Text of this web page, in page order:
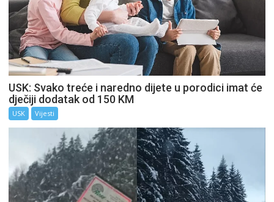
USK: Svako treće i naredno dijete u porodici imat će
dječiji dodatak od 150 KM
USK Vijesti